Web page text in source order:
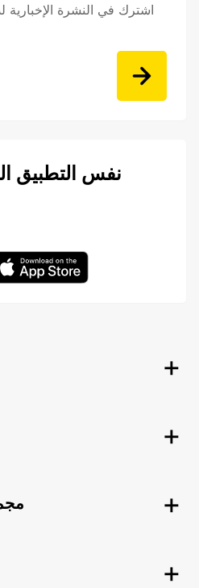
اشترك في النشرة الإخبارية
نفس التطبيق